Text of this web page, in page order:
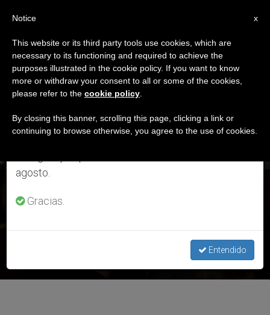
DÍA
Junio 5th, 2023
ÚLTIMAS NOTICIAS
sobre las redes sociales
×
Aviso importante
Del 27 de julio al 7 de agosto haremos la pausa
anual, aprovechando que en el periodo de verano
se generan menos informaciones y también el
agosto.
Gracias.
Entendido
x
Notice
This website or its third party tools use cookies, which are
necessary to its functioning and required to achieve the
purposes illustrated in the cookie policy. If you want to know
more or withdraw your consent to all or some of the cookies,
please refer to the cookie policy
By closing this banner, scrolling this page, clicking a link or
continuing to browse otherwise, you agree to the use of cookies.